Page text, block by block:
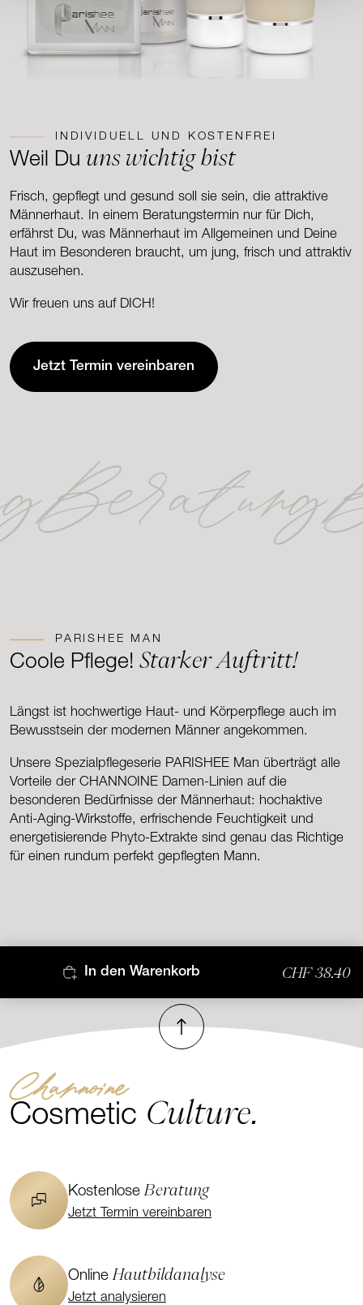
INDIVIDUELL UND KOSTENFREI
Weil Du uns wichtig bist
Frisch, gepflegt und gesund soll sie sein, die attraktive
Männerhaut. In einem Beratungstermin nur für Dich,
erfährst Du, was Männerhaut im Allgemeinen und Deine
Haut im Besonderen braucht, um jung, frisch und attraktiv
auszusehen.
Wir freuen uns auf DICH!
Jetzt Termin vereinbaren
Beratung
PARISHEE MAN
Coole Pflege!Starker Auftritt!
Längst ist hochwertige Haut- und Körperpflege auch im
Bewusstsein der modernen Männer angekommen.
Unsere Spezialpflegeserie PARISHEE Man überträgt alle
Vorteile der CHANNOINE Damen-Linien auf die
besonderen Bedürfnisse der Männerhaut: hochaktive
Anti-Aging-Wirkstoffe, erfrischende Feuchtigkeit und
energetisierende Phyto-Extrakte sind genau das Richtige
für einen rundum perfekt gepflegten Mann.
In den Warenkorb CHF 38.40
Nach oben
Channoine
Cosmetic Culture.
KostenloseBeratung
Jetzt Termin vereinbaren
OnlineHautbildanalyse
Jetzt analysieren